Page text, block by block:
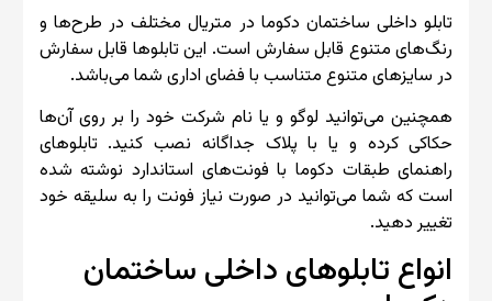
تابلو داخلی ساختمان دکوما در متریال مختلف در طرح‌ها و
رنگ‌های متنوع قابل سفارش است. این تابلوها قابل سفارش
در سایزهای متنوع متناسب با فضای اداری شما می‌باشد.
همچنین می‌توانید لوگو و یا نام شرکت خود را بر روی آن‌ها
حکاکی کرده و یا با پلاک جداگانه نصب کنید. تابلوهای
راهنمای طبقات دکوما با فونت‌های استاندارد نوشته شده
است که شما می‌توانید در صورت نیاز فونت را به سلیقه خود
تغییر دهید.
انواع تابلوهای داخلی ساختمان